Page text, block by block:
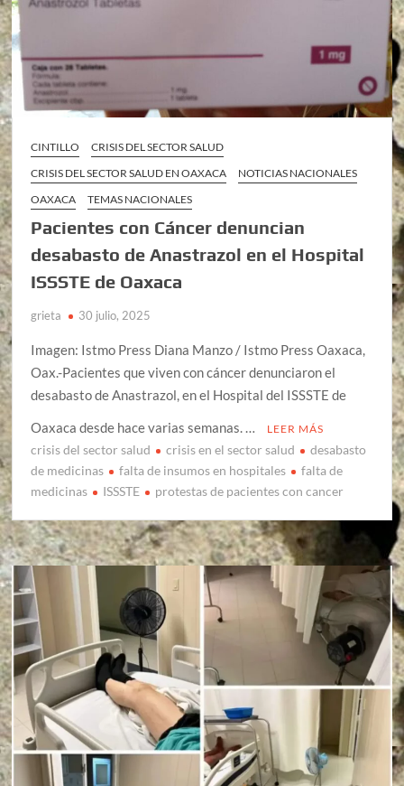
CINTILLO
CRISIS DEL SECTOR SALUD
CRISIS DEL SECTOR SALUD EN OAXACA
NOTICIAS NACIONALES
OAXACA
TEMAS NACIONALES
Pacientes con Cáncer denuncian
desabasto de Anastrazol en el Hospital
ISSSTE de Oaxaca
grieta 30 julio, 2025
Imagen: Istmo Press Diana Manzo / Istmo Press Oaxaca,
Oax.-Pacientes que viven con cáncer denunciaron el
desabasto de Anastrazol, en el Hospital del ISSSTE de
Oaxaca desde hace varias semanas. …
LEER MÁS
crisis del sector salud crisis en el sector salud
desabasto
de medicinas
falta de insumos en hospitales
falta de
medicinas
ISSSTE protestas de pacientes con cancer